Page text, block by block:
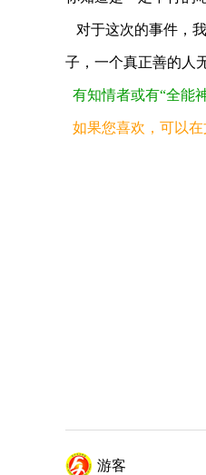
对于这次的事件，
子，一个真正善的人
有知情者或有“全能
如果您喜欢，可以
游客